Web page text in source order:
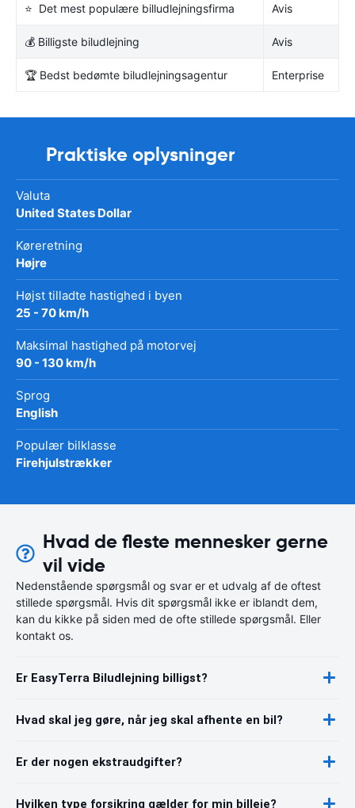
⭐ Det mest populære billudlejningsfirma Avis
💰 Billigste biludlejning Avis
🏆 Bedst bedømte biludlejningsagentur Enterprise
Praktiske oplysninger
Valuta
United States Dollar
Køreretning
Højre
Højst tilladte hastighed i byen
25 - 70 km/h
Maksimal hastighed på motorvej
90 - 130 km/h
Sprog
English
Populær bilklasse
Firehjulstrækker
Hvad de fleste mennesker gerne
vil vide
Nedenstående spørgsmål og svar er et udvalg af de oftest
stillede spørgsmål. Hvis dit spørgsmål ikke er iblandt dem,
kan du kikke på siden med de ofte stillede spørgsmål. Eller
kontakt os.
Er EasyTerra Biludlejning billigst?
Hvad skal jeg gøre, når jeg skal afhente en bil?
Er der nogen ekstraudgifter?
Hvilken type forsikring gælder for min billeje?